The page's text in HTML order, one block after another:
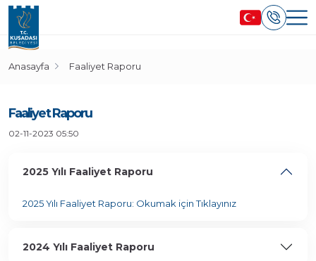
Anasayfa Faaliyet Raporu
Faaliyet Raporu
02-11-2023 05:50
2025 Yılı Faaliyet Raporu
2025 Yılı Faaliyet Raporu: Okumak için Tıklayınız
2024 Yılı Faaliyet Raporu